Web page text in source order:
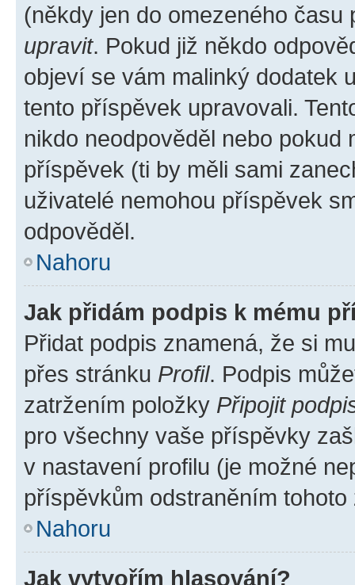
(někdy jen do omezeného
upravit. Pokud již někdo
objeví se vám malinký dodatek
tento příspěvek upravovali.
nikdo neodpověděl nebo pokud
příspěvek (ti by měli sami
uživatelé nemohou příspěvek
odpověděl.
Nahoru
Jak přidám podpis k mému
Přidat podpis znamená, že si
přes stránku Profil. Podpis
zatržením položky Připojit
pro všechny vaše příspěvky
v nastavení profilu (je možné
příspěvkům odstraněním
Nahoru
Jak vytvořím hlasování?